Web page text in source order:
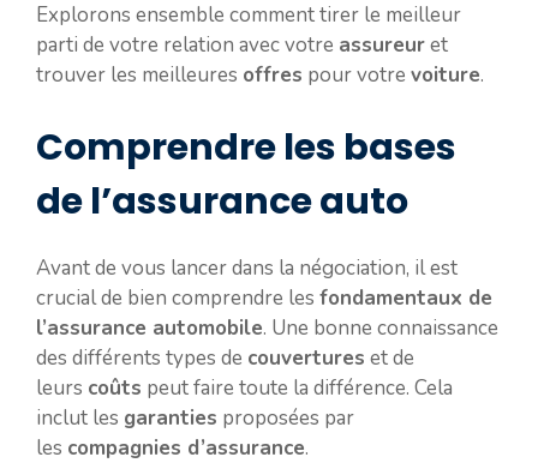
Explorons ensemble comment tirer le meilleur
parti de votre relation avec votre assureuret
trouver les meilleures offres pour votre voiture.
Comprendre les bases
de l’assurance auto
Avant de vous lancer dans la négociation, il est
crucial de bien comprendre les fondamentaux de
l’assurance automobile. Une bonne connaissance
des différents types de couvertures et de
leurs coûts peut faire toute la différence. Cela
inclut les garanties proposées par
les compagnies d’assurance.